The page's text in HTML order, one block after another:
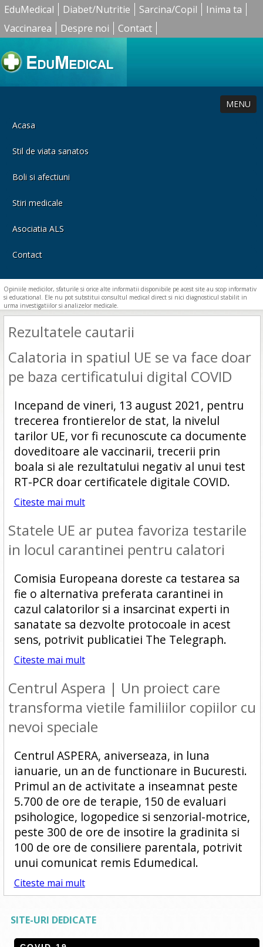
EduMedical Diabet/Nutritie Sarcina/Copil
Inima ta
Vaccinarea
Despre noi Contact
MENU
Acasa
Stil de viata sanatos
Boli si afectiuni
Stiri medicale
Asociatia ALS
Contact
Opiniile medicilor, sfaturile si orice alte informatii disponibile pe acest site au scop informativ
si educational. Ele nu pot substitui consultul medical direct si nici diagnosticul stabilit in
urma investigatiilor si analizelor medicale.
Rezultatele cautarii
Calatoria in spatiul UE se va face doar
pe baza certificatului digital COVID
Incepand de vineri, 13 august 2021, pentru
trecerea frontierelor de stat, la nivelul
tarilor UE, vor fi recunoscute ca documente
doveditoare ale vaccinarii, trecerii prin
boala si ale rezultatului negativ al unui test
RT-PCR doar certificatele digitale COVID.
Citeste mai mult
Statele UE ar putea favoriza testarile
in locul carantinei pentru calatori
Comisia Europeana doreste ca testarea sa
fie o alternativa preferata carantinei in
cazul calatorilor si a insarcinat experti in
sanatate sa dezvolte protocoale in acest
sens, potrivit publicatiei The Telegraph.
Citeste mai mult
Centrul Aspera | Un proiect care
transforma vietile familiilor copiilor cu
nevoi speciale
Centrul ASPERA, aniverseaza, in luna
ianuarie, un an de functionare in Bucuresti.
Primul an de activitate a inseamnat peste
5.700 de ore de terapie, 150 de evaluari
psihologice, logopedice si senzorial-motrice,
peste 300 de ore de insotire la gradinita si
100 de ore de consiliere parentala, potrivit
unui comunicat remis Edumedical.
Citeste mai mult
SITE-URI DEDICATE